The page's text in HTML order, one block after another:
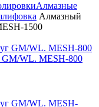
Алмазные
Алмазный
1500
WL. MESH-800